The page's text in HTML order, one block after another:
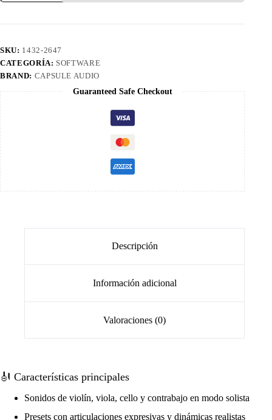
SKU: 1432-2647
CATEGORÍA: SOFTWARE
BRAND: CAPSULE AUDIO
Guaranteed Safe Checkout
Descripción
Información adicional
Valoraciones (0)
🎻 Características principales
Sonidos de violín, viola, cello y contrabajo en modo solista
Presets con articulaciones expresivas y dinámicas realistas